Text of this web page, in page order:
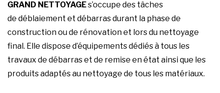
GRAND NETTOYAGEs’occupe des tâches
de déblaiement et débarras durant la phase de
construction ou de rénovation et lors du nettoyage
final. Elle dispose d’équipements dédiés à tous les
travaux de débarras et de remise en état ainsi que les
produits adaptés au nettoyage de tous les matériaux.